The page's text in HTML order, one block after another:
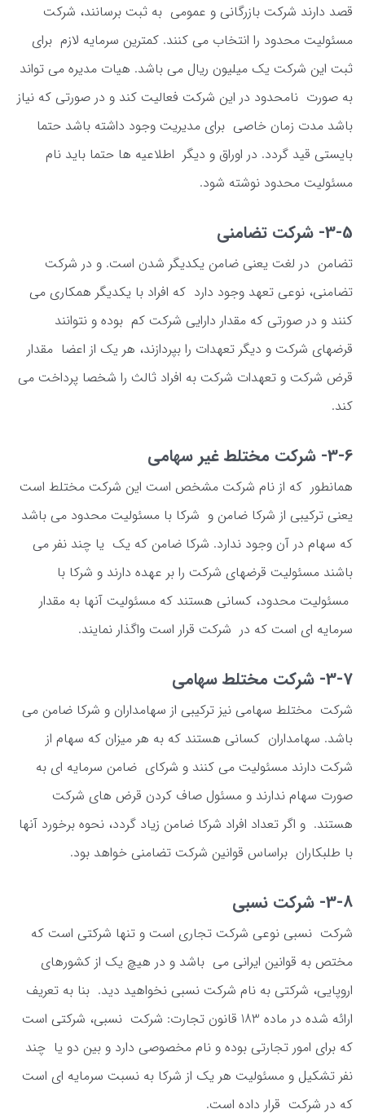
قصد دارند شرکت بازرگانی و عمومی به ثبت برسانند، شرکت
مسئولیت محدود را انتخاب می کنند. کمترین سرمایه لازم برای
ثبت این شرکت یک میلیون ریال می باشد. هیات مدیره می تواند
به صورت نامحدود در این شرکت فعالیت کند و در صورتی که نیاز
باشد مدت زمان خاصی برای مدیریت وجود داشته باشد حتما
بایستی قید گردد. در اوراق و دیگر اطلاعیه ها حتما باید نام
مسئولیت محدود نوشته شود.
3-5- شرکت تضامنی
تضامن در لغت یعنی ضامن یکدیگر شدن است. و در شرکت
تضامنی، نوعی تعهد وجود دارد که افراد با یکدیگر همکاری می
کنند و در صورتی که مقدار دارایی شرکت کم بوده و نتوانند
قرضهای شرکت و دیگر تعهدات را بپردازند، هر یک از اعضا مقدار
قرض شرکت و تعهدات شرکت به افراد ثالث را شخصا پرداخت می
کند.
3-6- شرکت مختلط غیر سهامی
همانطور که از نام شرکت مشخص است این شرکت مختلط است
یعنی ترکیبی از شرکا ضامن و شرکا با مسئولیت محدود می باشد
که سهام در آن وجود ندارد. شرکا ضامن که یک یا چند نفر می
باشند مسئولیت قرضهای شرکت را بر عهده دارند و شرکا با
مسئولیت محدود، کسانی هستند که مسئولیت آنها به مقدار
سرمایه ای است که در شرکت قرار است واگذار نمایند.
3-7- شرکت مختلط سهامی
شرکت مختلط سهامی نیز ترکیبی از سهامداران و شرکا ضامن می
باشد. سهامداران کسانی هستند که به هر میزان که سهام از
شرکت دارند مسئولیت می کنند و شرکای ضامن سرمایه ای به
صورت سهام ندارند و مسئول صاف کردن قرض های شرکت
هستند. و اگر تعداد افراد شرکا ضامن زیاد گردد، نحوه برخورد آنها
با طلبکاران براساس قوانین شرکت تضامنی خواهد بود.
3-8- شرکت نسبی
شرکت نسبی نوعی شرکت تجاری است و تنها شرکتی است که
مختص به قوانین ایرانی می باشد و در هیچ یک از کشورهای
اروپایی، شرکتی به نام شرکت نسبی نخواهید دید. بنا به تعریف
ارائه شده در ماده 183 قانون تجارت: شرکت نسبی، شرکتی است
که برای امور تجارتی بوده و نام مخصوصی دارد و بین دو یا چند
نفر تشکیل و مسئولیت هر یک از شرکا به نسبت سرمایه ای است
که در شرکت قرار داده است.